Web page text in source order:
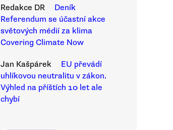
Redakce DR
Deník
Referendum se účastní akce
světových médií za klima
Covering Climate Now
Jan Kašpárek
EU převádí
uhlíkovou neutralitu v zákon.
Výhled na příštích 10 let ale
chybí